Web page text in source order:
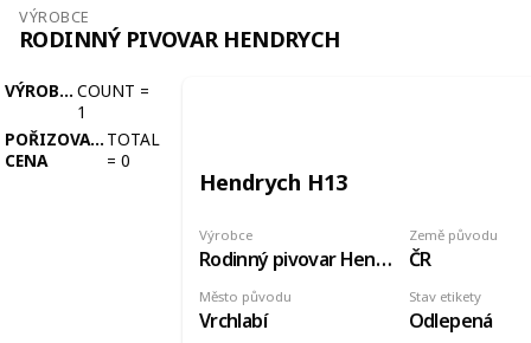
VÝROBCE
RODINNÝ PIVOVAR HENDRYCH
VÝROBCE COUNT =
1
POŘIZOVACÍ
CENA
TOTAL
= 0
Hendrych H13
Výrobce
Rodinný pivovar Hendrych
Země původu
ČR
Stav etikety
Odlepená
Město původu
Vrchlabí